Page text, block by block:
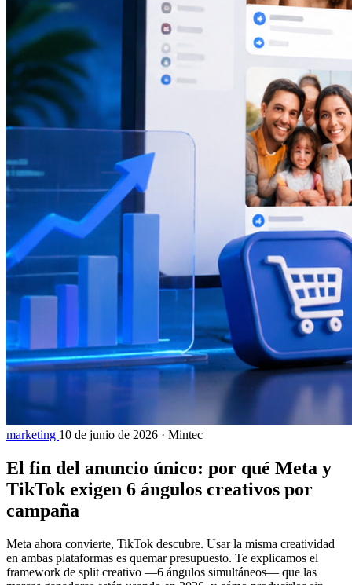
marketing 10 de junio de 2026 · Mintec
El fin del anuncio único: por qué Meta y
TikTok exigen 6 ángulos creativos por
campaña
Meta ahora convierte, TikTok descubre. Usar la misma creatividad
en ambas plataformas es quemar presupuesto. Te explicamos el
framework de split creativo —6 ángulos simultáneos— que las